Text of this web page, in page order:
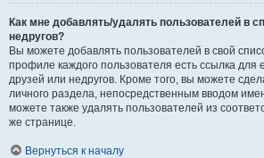
Как мне добавлять/удалять пользователей в
недругов?
Вы можете добавлять пользователей в свой
профиле каждого пользователя есть ссылка для
друзей или недругов. Кроме того, вы можете
личного раздела, непосредственным вводом
можете также удалять пользователей из
же странице.
Вернуться к началу